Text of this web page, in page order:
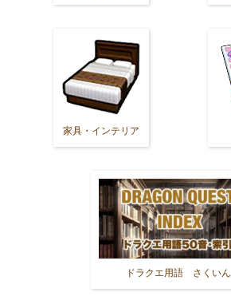
家具・インテリア
ドラクエ用語 さくいん